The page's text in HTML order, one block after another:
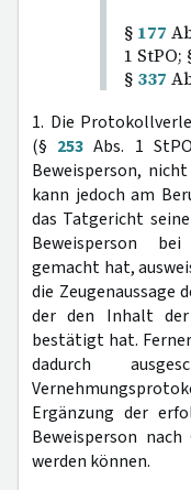
§ 177
1 StPO;
§ 337
1. Die
(§ 253 Abs. 1
Beweisperson,
kann jedoch am
das Tatgericht
Beweisperson
gemacht hat,
die Zeugenaussage
der den Inhalt der
bestätigt hat.
dadurch
Ergänzung der
Beweisperson nach
werden können.